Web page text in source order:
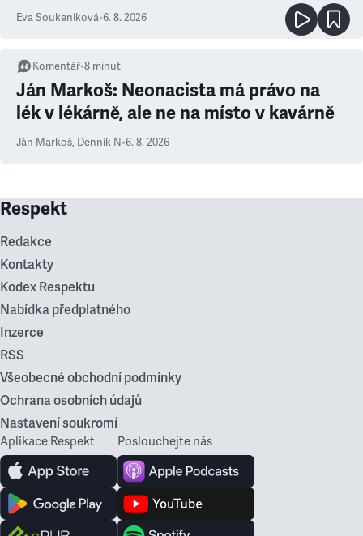
Eva Soukeníková•6. 8. 2026
Komentář•8 minut
Ján Markoš: Neonacista má právo na
lék v lékárně, ale ne na místo v kavárně
Ján Markoš, Denník N•6. 8. 2026
Respekt
Redakce
Kontakty
Kodex Respektu
Nabídka předplatného
Inzerce
RSS
Všeobecné obchodní podmínky
Ochrana osobních údajů
Nastavení soukromí
Aplikace Respekt Poslouchejte nás